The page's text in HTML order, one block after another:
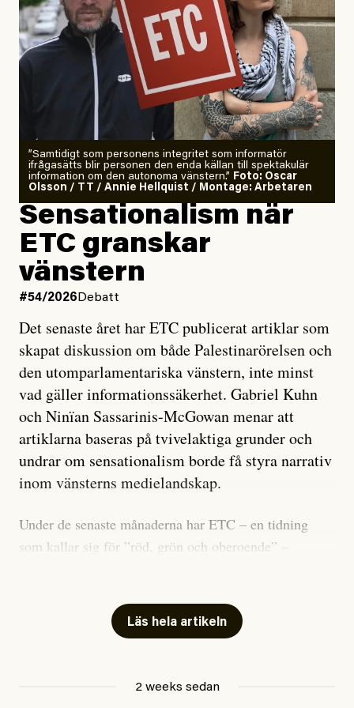
”Samtidigt som personens integritet som informatör
ifrågasätts blir personen den enda källan till spektakulär
information om den autonoma vänstern.” Foto: Oscar
Olsson / TT / Annie Hellquist / Montage: Arbetaren
Sensationalism när
ETC granskar
vänstern
#54/2026 Debatt
Det senaste året har ETC publicerat artiklar som
skapat diskussion om både Palestinarörelsen och
den utomparlamentariska vänstern, inte minst
vad gäller informationssäkerhet. Gabriel Kuhn
och Ninïan Sassarinis-McGowan menar att
artiklarna baseras på tvivelaktiga grunder och
undrar om sensationalism borde få styra narrativ
inom vänsterns medielandskap.
Under de senaste månaderna har ETC – en tidning
som kallar sig för ”röd, grön och oberoende” –
skriver för? Vad betyder det att vara en ”röd, grön och
oberoende” tidning? Och vad är egentligen bra
Läs hela artikeln
2 weeks sedan